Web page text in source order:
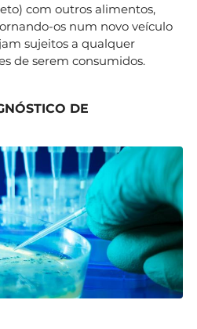
com outros alimentos,
os num novo veículo
sujeitos a qualquer
de serem consumidos.
DE